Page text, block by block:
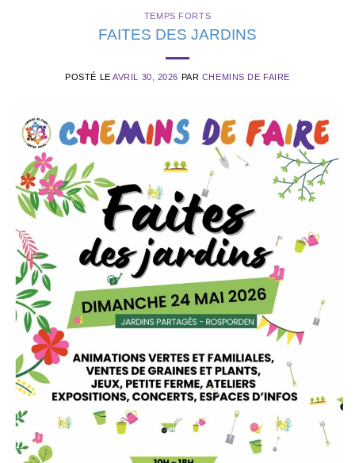
TEMPS FORTS
FAITES DES JARDINS
POSTÉ LEAVRIL 30, 2026 PAR CHEMINS DE FAIRE